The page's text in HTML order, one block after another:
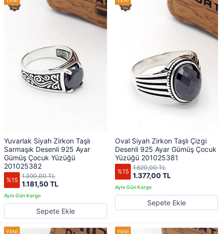
Yuvarlak Siyah Zirkon Taşlı
Sarmaşık Desenli 925 Ayar
Gümüş Çocuk Yüzüğü
201025382
%15 1.181,50 TL
1.390,00 TL
Sepete Ekle
Oval Siyah Zirkon Taşlı Çizgi
Desenli 925 Ayar Gümüş Çocuk
Yüzüğü 201025381
%15 1.377,00 TL
1.620,00 TL
Sepete Ekle